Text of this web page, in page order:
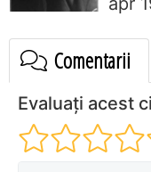
Comentarii
Evaluați acest